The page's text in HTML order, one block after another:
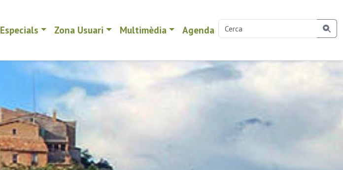
Especials Zona Usuari Multimèdia Agenda